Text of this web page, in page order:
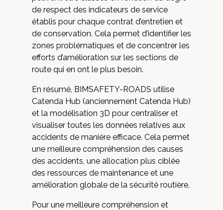
de respect des indicateurs de service
établis pour chaque contrat d’entretien et
de conservation. Cela permet d’identifier les
zones problématiques et de concentrer les
efforts d’amélioration sur les sections de
route qui en ont le plus besoin.
En résumé, BIMSAFETY-ROADS utilise
Catenda Hub (anciennement Catenda Hub)
et la modélisation 3D pour centraliser et
visualiser toutes les données relatives aux
accidents de manière efficace. Cela permet
une meilleure compréhension des causes
des accidents, une allocation plus ciblée
des ressources de maintenance et une
amélioration globale de la sécurité routière.
Pour une meilleure compréhension et